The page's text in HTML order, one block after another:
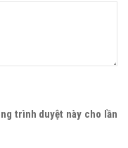
trình duyệt này cho lần